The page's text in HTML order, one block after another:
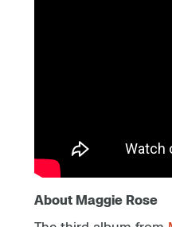
About Maggie Rose